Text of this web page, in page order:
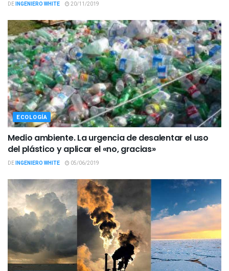
DEINGENIERO WHITE 20/11/2019
ECOLOGÍA
Medio ambiente. La urgencia de desalentar el uso
del plástico y aplicar el «no, gracias»
DEINGENIERO WHITE 05/06/2019